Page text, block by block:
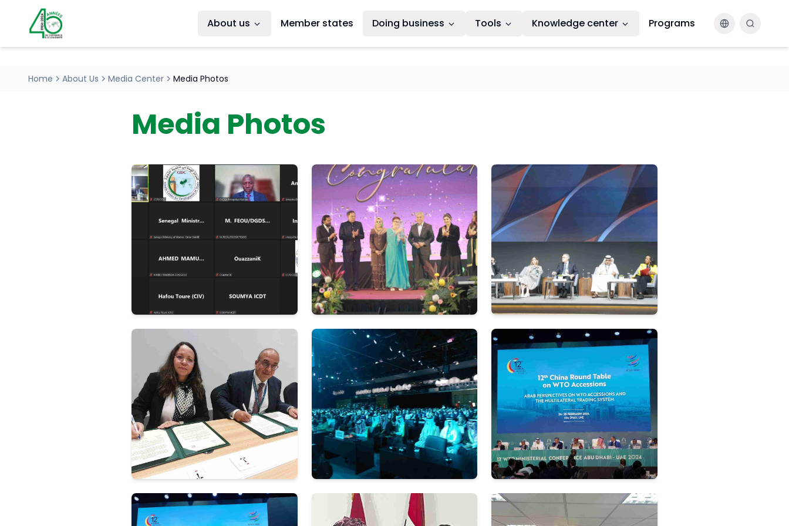
About us Member states Doing business Tools Knowledge center Programs Changer la
Home About Us Media Center Media Photos
Media Photos